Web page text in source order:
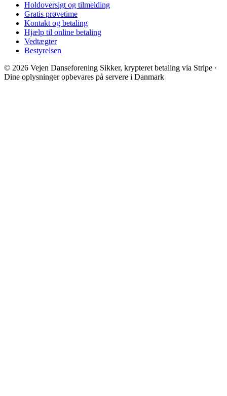
Holdoversigt og tilmelding
Gratis prøvetime
Kontakt og betaling
Hjælp til online betaling
Vedtægter
Bestyrelsen
© 2026 Vejen Danseforening Sikker, krypteret betaling via Stripe ·
Dine oplysninger opbevares på servere i Danmark